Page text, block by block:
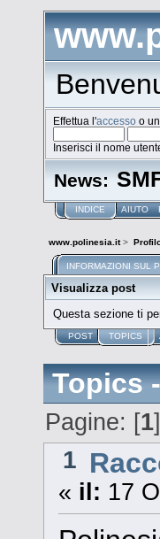
Effettua l'accesso o
Inserisci il nome
News:
INDICE AIUTO
www.polinesia.it>
INFORMAZIONI SUL
Visualizza post
Questa sezione ti
POST TOPICS
Topics
Pagine: [1]
1
« il: 17